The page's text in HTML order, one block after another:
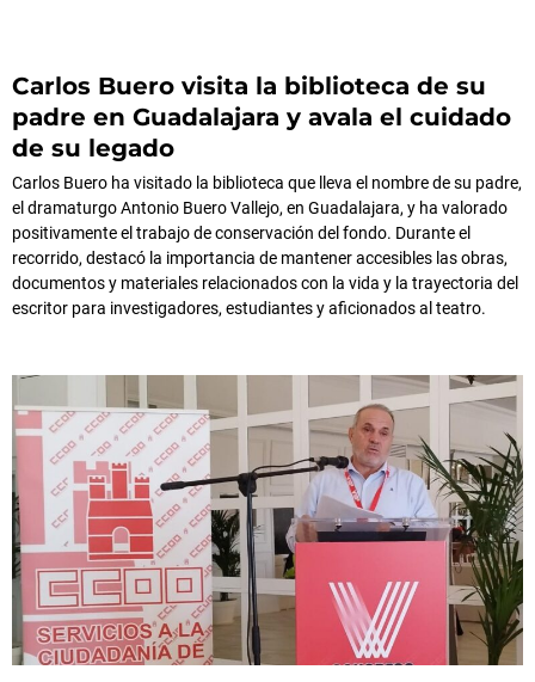
Carlos Buero visita la biblioteca de su
padre en Guadalajara y avala el cuidado
de su legado
Carlos Buero ha visitado la biblioteca que lleva el nombre de su padre,
el dramaturgo Antonio Buero Vallejo, en Guadalajara, y ha valorado
positivamente el trabajo de conservación del fondo. Durante el
recorrido, destacó la importancia de mantener accesibles las obras,
documentos y materiales relacionados con la vida y la trayectoria del
escritor para investigadores, estudiantes y aficionados al teatro.